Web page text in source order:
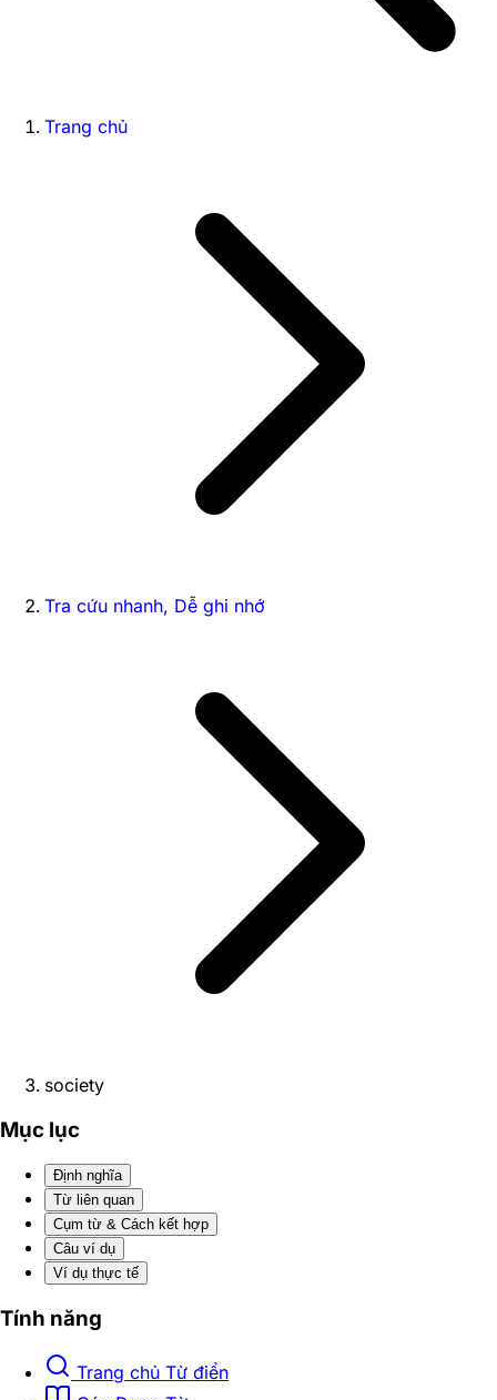
Trang chủ
Tra cứu nhanh, Dễ ghi nhớ
society
Mục lục
Định nghĩa
Từ liên quan
Cụm từ & Cách kết hợp
Câu ví dụ
Ví dụ thực tế
Tính năng
Trang chủ Từ điển